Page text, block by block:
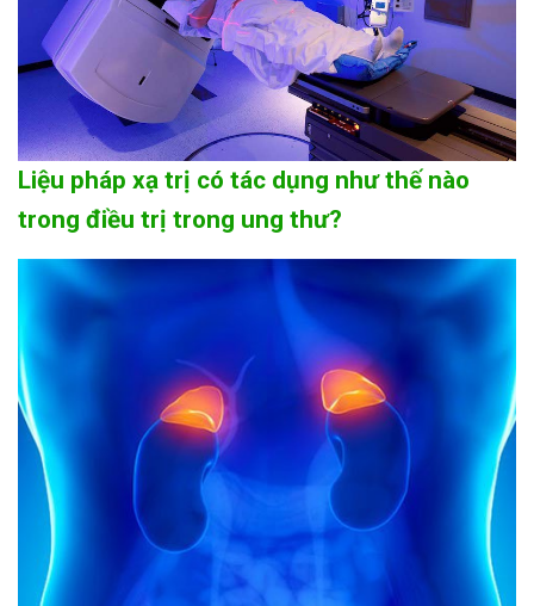
Liệu pháp xạ trị có tác dụng như thế nào
trong điều trị trong ung thư?